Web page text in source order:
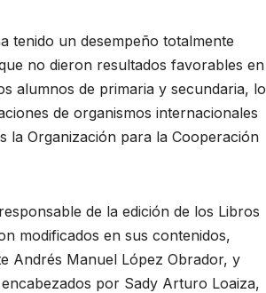
tenido un desempeño totalmente
no dieron resultados favorables en
alumnos de primaria y secundaria, lo
de organismos internacionales
la Organización para la Cooperación
de la edición de los Libros
modificados en sus contenidos,
Andrés Manuel López Obrador, y
por Sady Arturo Loaiza,